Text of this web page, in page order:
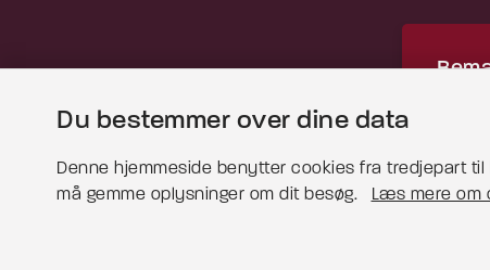
Læs
Du bestemmer over dine data
Denne hjemmeside benytter cookies fra tredjepart
må gemme oplysninger om dit besøg.
Læs mere om